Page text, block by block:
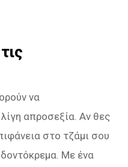
να
απροσεξία. Αν θες
στο τζάμι σου
Με ένα